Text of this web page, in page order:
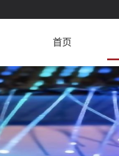
首页